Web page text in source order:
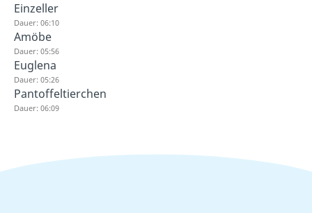
Einzeller
Dauer: 06:10
Amöbe
Dauer: 05:56
Euglena
Dauer: 05:26
Pantoffeltierchen
Dauer: 06:09